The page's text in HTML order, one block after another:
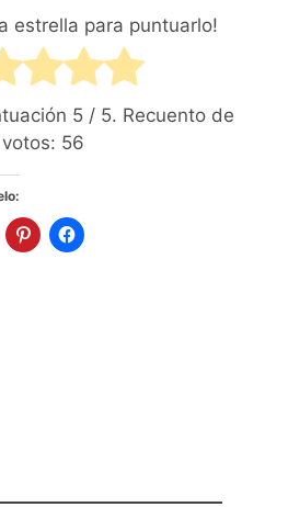
estrella para puntuarlo!
5 / 5. Recuento de
votos: 56